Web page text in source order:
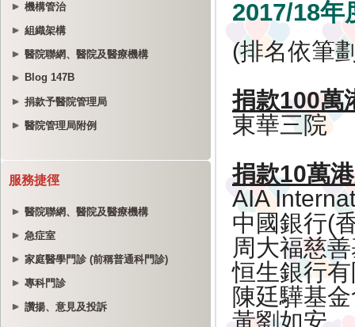
機構管治
組織架構
醫院聯網、醫院及醫療機構
Blog 147B
捐款予醫院管理局
醫院管理局附例
服務捷徑
醫院聯網、醫院及醫療機構
急症室
家庭醫學門診 (前稱普通科門診)
專科門診
讚揚、意見及投訴